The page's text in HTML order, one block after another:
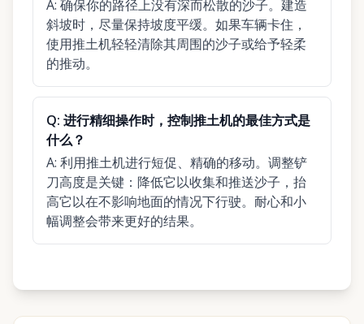
A: 确保你的路径上没有深而松散的沙子。建造
斜坡时，尽量保持坡度平缓。如果车辆卡住，
使用推土机轻轻清除其周围的沙子或给予轻柔
的推动。
Q: 进行精细操作时，控制推土机的最佳方式是
什么？
A: 利用推土机进行短促、精确的移动。调整铲
刀高度是关键：降低它以收集和推送沙子，抬
高它以在不影响地面的情况下行驶。耐心和小
幅调整会带来更好的结果。